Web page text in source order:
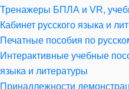
Тренажеры БПЛА и VR,
Кабинет русского языка и
Печатные пособия по
Интерактивные учебные
языка и литературы
Принадлежности